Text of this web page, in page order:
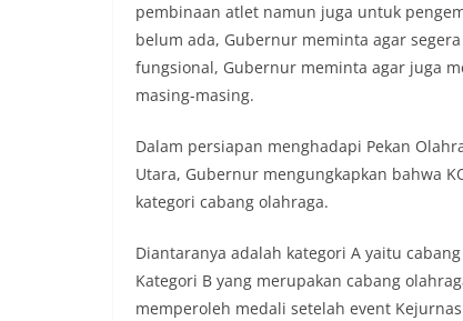
pembinaan atlet namun juga untuk
belum ada, Gubernur meminta agar
fungsional, Gubernur meminta agar juga
masing-masing.
Dalam persiapan menghadapi Pekan
Utara, Gubernur mengungkapkan bahwa
kategori cabang olahraga.
Diantaranya adalah kategori A yaitu
Kategori B yang merupakan cabang
memperoleh medali setelah event